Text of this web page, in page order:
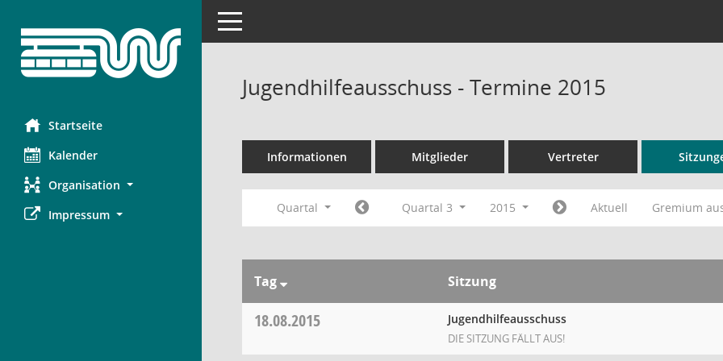
Startseite
Kalender
Organisation
Impressum
Toggle navigation
Jugendhilfeausschuss - Termine 2015
Informationen Mitglieder Vertreter
Quartal Quartal 3 2015 Aktuell Gremium
Tag Sitzung
18.08.2015 Jugendhilfeausschuss
DIE SITZUNG FÄLLT AUS!